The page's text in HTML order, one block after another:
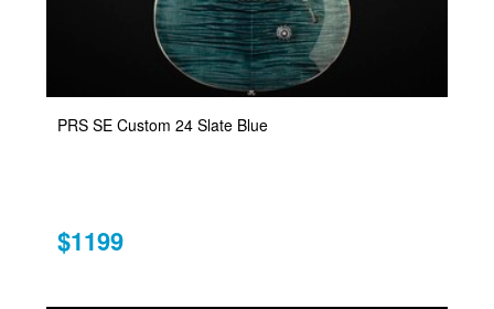
PRS SE Custom 24 Slate Blue
$1199